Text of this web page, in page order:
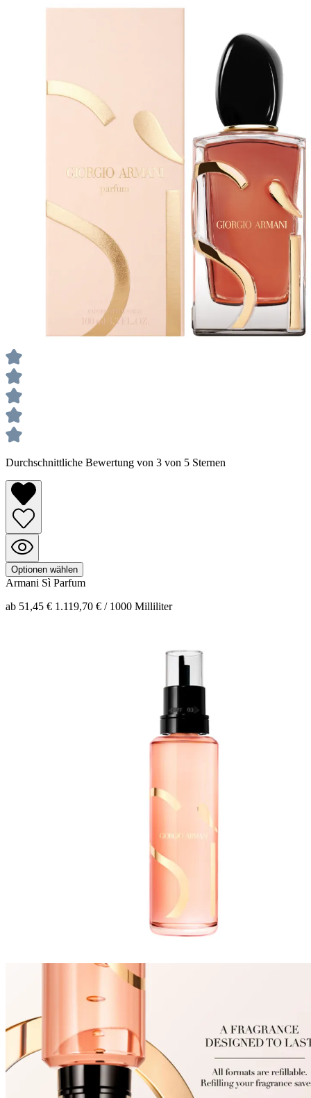
Durchschnittliche Bewertung von 3 von 5 Sternen
Optionen wählen
Armani Sì Parfum
ab 51,45 € 1.119,70 € / 1000 Milliliter